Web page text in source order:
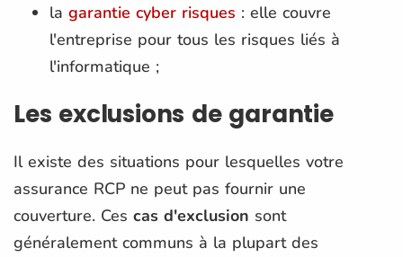
la garantie cyber risques : elle couvre
l'entreprise pour tous les risques liés à
l'informatique ;
Les exclusions de garantie
Il existe des situations pour lesquelles votre
assurance RCP ne peut pas fournir une
couverture. Ces cas d'exclusion sont
généralement communs à la plupart des